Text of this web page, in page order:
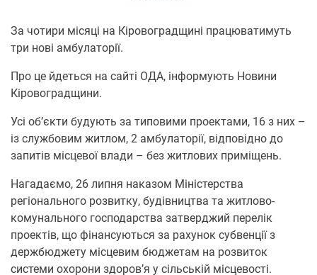
За чотири місяці на Кіровоградщині працюватимуть
три нові амбулаторії.
Про це йдеться на сайті ОДА, інформують Новини
Кіровоградщини.
Усі об’єкти будують за типовими проектами, 16 з них –
із службовим житлом, 2 амбулаторії, відповідно до
запитів місцевої влади – без житлових приміщень.
Нагадаємо, 26 липня наказом Міністерства
регіонального розвитку, будівництва та житлово-
комунального господарства затверджий перелік
проектів, що фінансуються за рахунок субвенції з
держбюджету місцевим бюджетам на розвиток
системи охорони здоров’я у сільській місцевості.